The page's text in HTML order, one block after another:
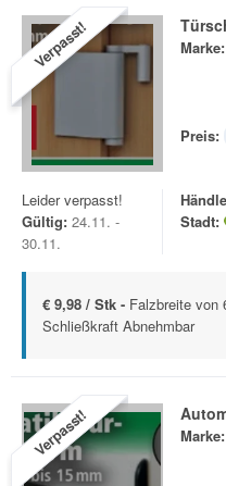
Verpasst! Marke:
Preis:
Leider verpasst!
Gültig: 24.11. -
30.11.
Stadt:
€ 9,98 / Stk - Falzbreite von
Schließkraft Abnehmbar
Verpasst! Marke: